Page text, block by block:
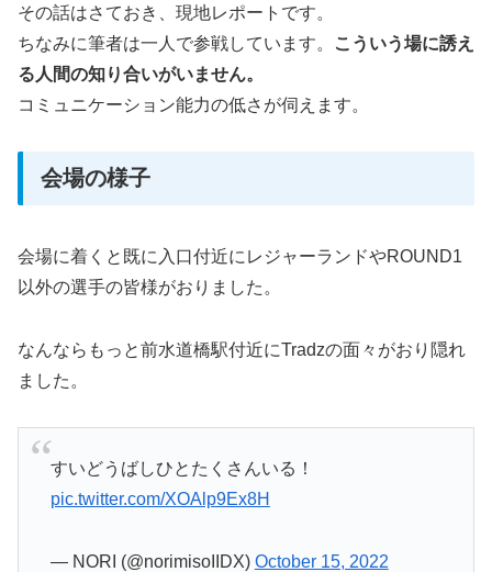
その話はさておき、現地レポートです。
ちなみに筆者は一人で参戦しています。
こういう場に誘え
る人間の知り合いがいません。
コミュニケーション能力の低さが伺えます。
会場の様子
会場に着くと既に入口付近にレジャーランドやROUND1
以外の選手の皆様がおりました。
なんならもっと前水道橋駅付近にTradzの面々がおり隠れ
ました。
すいどうばしひとたくさんいる！
pic.twitter.com/XOAlp9Ex8H
— NORI (@norimisoIIDX) October 15, 2022